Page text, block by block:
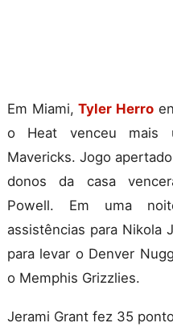
Em Miami,Tyler Herro
o Heat venceu mais
Mavericks. Jogo
donos da casa
Powell. Em uma
assistências para Nikola
para levar o Denver
o Memphis Grizzlies.
Jerami Grant fez 35